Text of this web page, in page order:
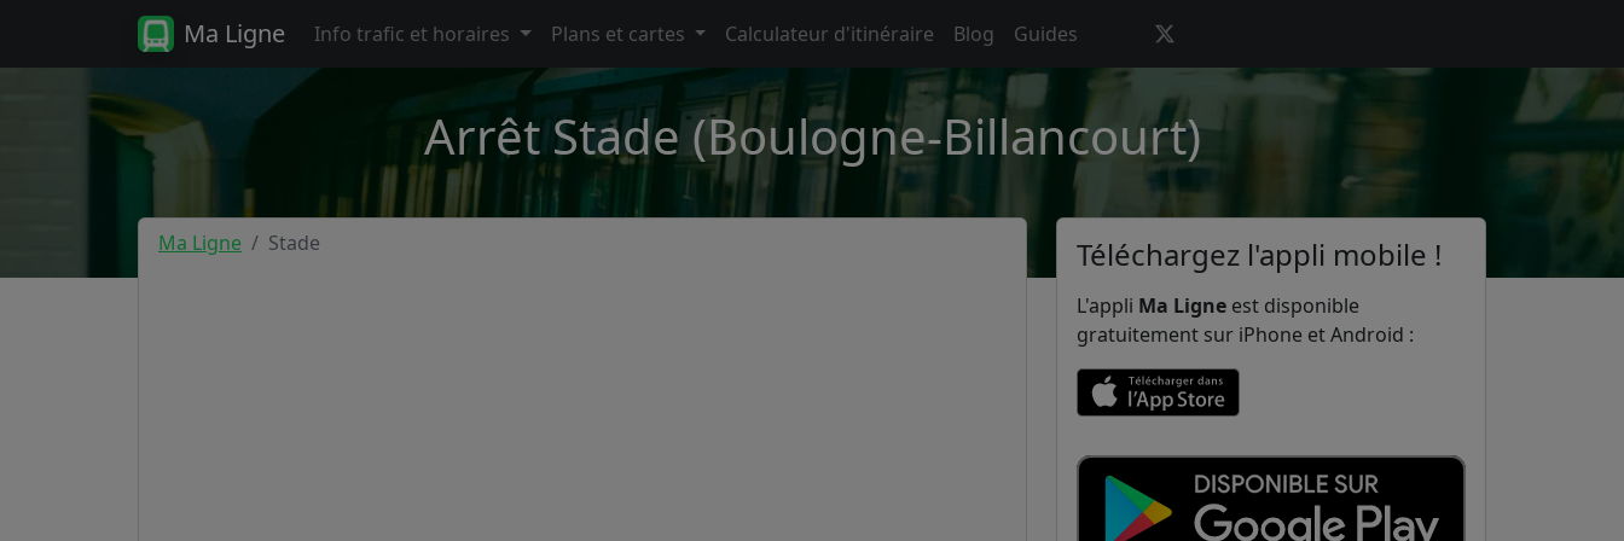
Ma Ligne Info trafic et horaires Plans et cartes Calculateur d'itinéraire Blog Guides
Arrêt Stade (Boulogne-Billancourt)
Ma Ligne Stade Téléchargez l'appli mobile !
L'appli Ma Ligne est disponible
gratuitement sur iPhone et Android :